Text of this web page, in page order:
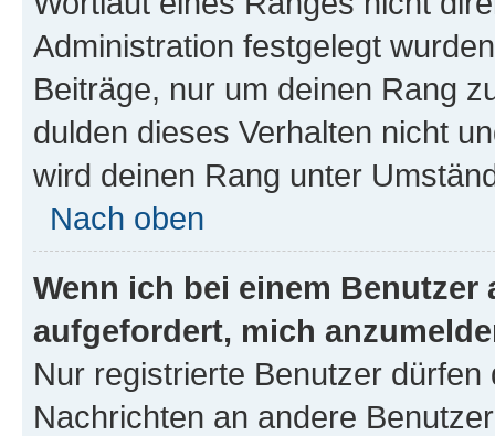
Administration festgelegt
Beiträge, nur um deinen Rang
dulden dieses Verhalten nicht
wird deinen Rang unter
Nach oben
Wenn ich bei einem
aufgefordert, mich
Nur registrierte Benutzer
Nachrichten an andere